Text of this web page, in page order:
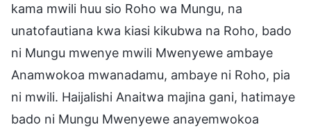
kama mwili huu sio Roho wa Mungu, na
unatofautiana kwa kiasi kikubwa na Roho, bado
ni Mungu mwenye mwili Mwenyewe ambaye
Anamwokoa mwanadamu, ambaye ni Roho, pia
ni mwili. Haijalishi Anaitwa majina gani, hatimaye
bado ni Mungu Mwenyewe anayemwokoa